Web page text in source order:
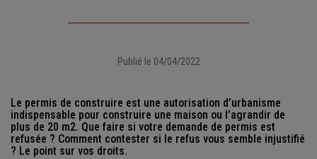
Publié le 04/04/2022
Le permis de construire est une autorisation d’urbanisme
indispensable pour construire une maison ou l’agrandir de
plus de 20 m2. Que faire si votre demande de permis est
refusée ? Comment contester si le refus vous semble injustifié
? Le point sur vos droits.